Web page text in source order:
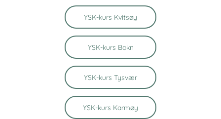
YSK-kurs Kvitsøy
YSK-kurs Bokn
YSK-kurs Tysvær
YSK-kurs Karmøy